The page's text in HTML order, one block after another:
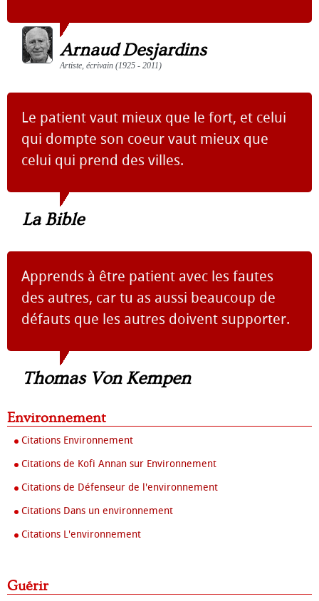
Arnaud Desjardins
Artiste, écrivain (1925 - 2011)
Le patient vaut mieux que le fort, et celui
qui dompte son coeur vaut mieux que
celui qui prend des villes.
La Bible
Apprends à être patient avec les fautes
des autres, car tu as aussi beaucoup de
défauts que les autres doivent supporter.
Thomas Von Kempen
Environnement
Citations Environnement
Citations de Kofi Annan sur Environnement
Citations de Défenseur de l'environnement
Citations Dans un environnement
Citations L'environnement
Guérir